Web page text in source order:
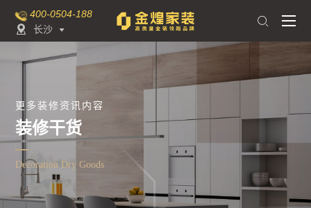
400-0504-188
长沙 

更多装修资讯内容
装修干货
Decoration Dry Goods